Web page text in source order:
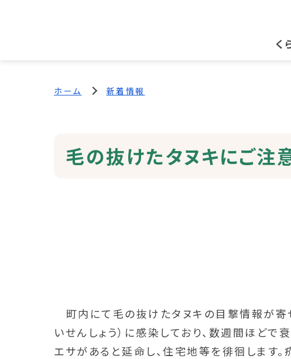
く
ホーム 新着情報
毛の抜けたタヌキにご注
町内にて毛の抜けたタヌキの目撃情報が寄
いせんしょう）に感染しており、数週間ほどで
エサがあると延命し、住宅地等を徘徊します